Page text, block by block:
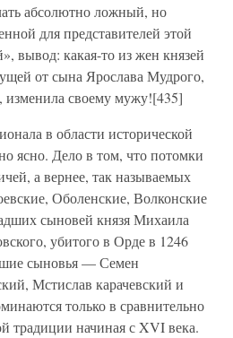
абсолютно ложный, но
для представителей этой
вывод: какая-то из жен князей
от сына Ярослава Мудрого,
изменила своему мужу![435]
в области исторической
ясно. Дело в том, что потомки
а вернее, так называемых
Оболенские, Волконские
сыновей князя Михаила
убитого в Орде в 1246
сыновья — Семен
Мстислав карачевский и
только в сравнительно
традиции начиная с XVI века.